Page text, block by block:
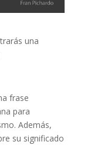
una
frase
para
Además,
su significado